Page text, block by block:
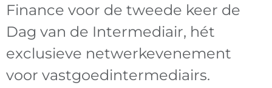
Finance voor de tweede keer de
Dag van de Intermediair, hét
exclusieve netwerkevenement
voor vastgoedintermediairs.